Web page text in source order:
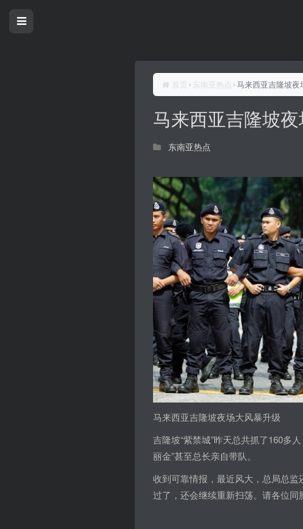
首页 东南亚热点 马来西亚吉隆坡夜
马来西亚吉隆坡
东南亚热点
马来西亚吉隆坡夜场大风暴升级
吉隆坡“紫禁城”昨天总共抓了160多
丽金”甚至总长亲自带队。
收到可靠情报，最近风大，总局总
过了，还会继续重新扫荡。请各位